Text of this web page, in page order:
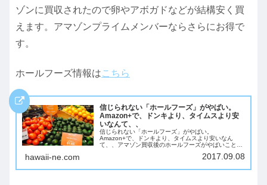
ゾンに買収されたので卵やアボガドなどが結構安く買
えます。アマゾンプライムメンバーならさらにお得で
す。
ホールフーズ情報はこちら
信じられない「ホールフーズ」がやばい。
Amazon+で、ドンキより、タイムスより安
いなんて、、
信じられない「ホールフーズ」がやばい。
Amazon+で、ドンキより、タイムスより安いなん
て、、アマゾン買収後のホールフーズがやばいことに
安いんですもの。アボガド1つ、1.49ドル。安っ
hawaii-ne.com 2017.09.08